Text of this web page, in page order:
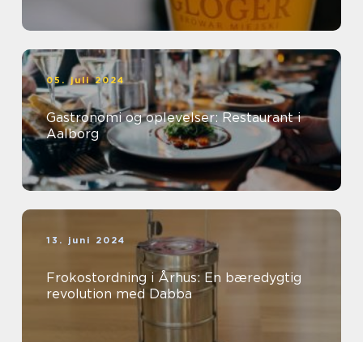
05. juli 2024
Gastronomi og oplevelser: Restaurant i
Aalborg
13. juni 2024
Frokostordning i Århus: En bæredygtig
revolution med Dabba